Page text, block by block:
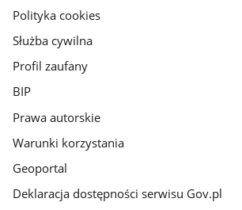
gov.pl
Polityka cookies
Służba cywilna
Profil zaufany
BIP
Prawa autorskie
Warunki korzystania
Geoportal
Deklaracja dostępności serwisu Gov.pl